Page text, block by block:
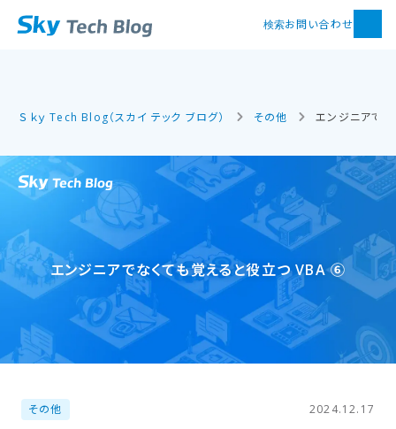
検索お問い合わせ
Ｓｋｙ Tech Blog（スカイ テック ブログ） その他 エンジニアで
エンジニアでなくても​覚えると​役立つ VBA ⑥
その他 2024.12.17